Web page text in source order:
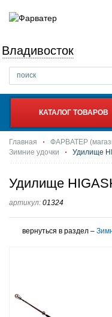
Владивосток
КАТАЛОГ ТОВАРОВ
Главная ФАРВАТЕР
Зимние удочки
Удилище
Удилище
артикул: 01324
вернуться в раздел –